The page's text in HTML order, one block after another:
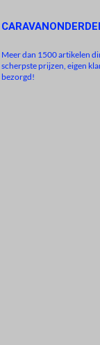
Meer dan 1500 artikelen
scherpste prijzen, eigen
bezorgd!